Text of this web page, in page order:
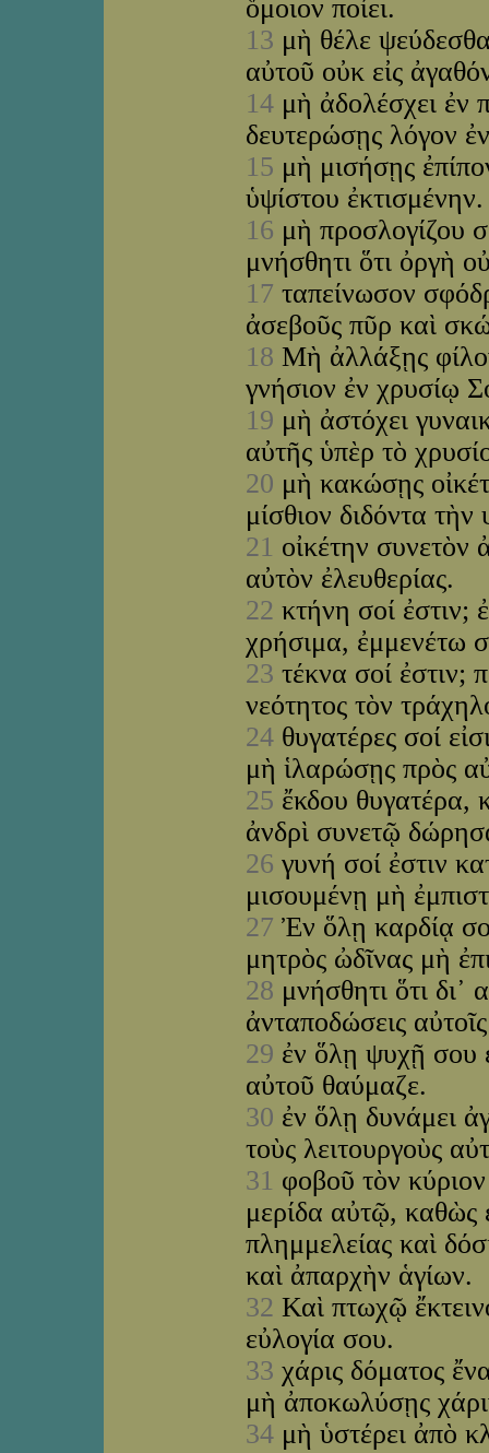
ὅμοιον ποίει.
13 μὴ θέλε
αὐτοῦ οὐκ εἰς
14 μὴ ἀδολέσχει ἐν
δευτερώσῃς λόγον
15 μὴ μισήσῃς
ὑψίστου
16 μὴ προσλογίζου
μνήσθητι ὅτι ὀργὴ
17 ταπείνωσον
ἀσεβοῦς πῦρ καὶ
18 Μὴ ἀλλάξῃς
γνήσιον ἐν χρυσίῳ
19 μὴ ἀστόχει
αὐτῆς ὑπὲρ τὸ
20 μὴ κακώσῃς
μίσθιον διδόντα
21 οἰκέτην
αὐτὸν ἐλευθερίας.
22 κτήνη σοί ἐστιν;
χρήσιμα, ἐμμενέτω
23 τέκνα σοί ἐστιν;
νεότητος τὸν
24 θυγατέρες σοί
μὴ ἱλαρώσῃς πρὸς
25 ἔκδου θυγατέρα,
ἀνδρὶ συνετῷ
26 γυνή σοί ἐστιν
μισουμένῃ μὴ
27 Ἐν ὅλῃ καρδίᾳ
μητρὸς ὠδῖνας μὴ
28 μνήσθητι ὅτι δι᾽
ἀνταποδώσεις
29 ἐν ὅλῃ ψυχῇ σου
αὐτοῦ θαύμαζε.
30 ἐν ὅλῃ δυνάμει
τοὺς λειτουργοὺς
31 φοβοῦ τὸν
μερίδα αὐτῷ, καθὼς
πλημμελείας καὶ
καὶ ἀπαρχὴν ἁγίων.
32 Καὶ πτωχῷ
εὐλογία σου.
33 χάρις δόματος
μὴ ἀποκωλύσῃς
34 μὴ ὑστέρει ἀπὸ